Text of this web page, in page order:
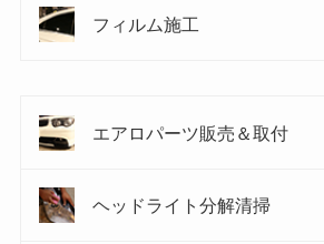
フィルム施工
エアロパーツ販売＆取付
ヘッドライト分解清掃